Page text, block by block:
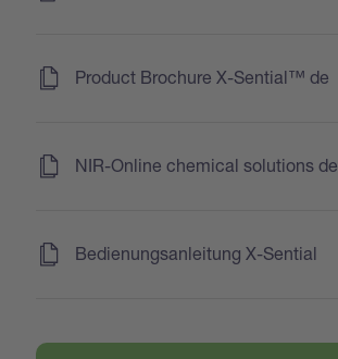
Product Brochure X-Sential™ de
NIR-Online chemical solutions de
Bedienungsanleitung X-Sential